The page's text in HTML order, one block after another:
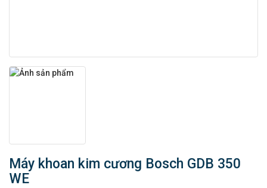
Máy khoan kim cương Bosch GDB 350
WE